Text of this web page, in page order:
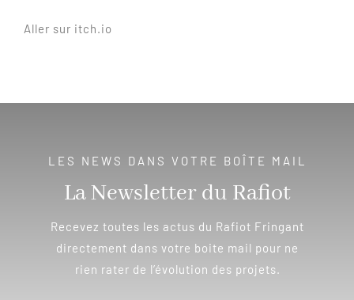
Aller sur itch.io
LES NEWS DANS VOTRE BOÎTE MAIL
La Newsletter du Rafiot
Recevez toutes les actus du Rafiot Fringant
directement dans votre boite mail pour ne
rien rater de l’évolution des projets.